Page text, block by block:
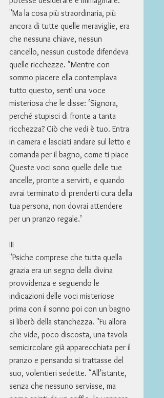
"Ma la cosa più straordinaria, più
ancora di tutte quelle meraviglie, era
che nessuna chiave, nessun
cancello, nessun custode difendeva
quelle ricchezze. "Mentre con
sommo piacere ella contemplava
tutto questo, sentì una voce
misteriosa che le disse: ‘Signora,
perché stupisci di fronte a tanta
ricchezza? Ciò che vedi è tuo. Entra
in camera e lasciati andare sul letto e
comanda per il bagno, come ti piace
Queste voci sono quelle delle tue
ancelle, pronte a servirti, e quando
avrai terminato di prenderti cura della
tua persona, non dovrai attendere
per un pranzo regale.’
III
"Psiche comprese che tutta quella
grazia era un segno della divina
provvidenza e seguendo le
indicazioni delle voci misteriose
prima con il sonno poi con un bagno
si liberò della stanchezza. "Fu allora
che vide, poco discosta, una tavola
semicircolare già apparecchiata per il
pranzo e pensando si trattasse del
suo, volentieri sedette. "All’istante,
senza che nessuno servisse, ma